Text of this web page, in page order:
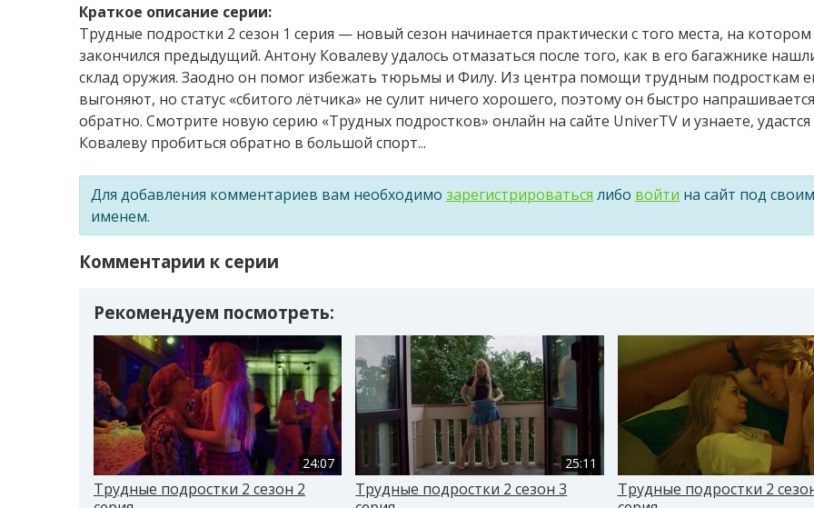
Краткое описание серии:
Трудные подростки 2 сезон 1 серия — новый сезон начинается практически с того места, на котором
закончился предыдущий. Антону Ковалеву удалось отмазаться после того, как в его багажнике
склад оружия. Заодно он помог избежать тюрьмы и Филу. Из центра помощи трудным подросткам
выгоняют, но статус «сбитого лётчика» не сулит ничего хорошего, поэтому он быстро напрашивается
обратно. Смотрите новую серию «Трудных подростков» онлайн на сайте UniverTV и узнаете, удастся
Ковалеву пробиться обратно в большой спорт...
Для добавления комментариев вам необходимо зарегистрироваться либо войти на сайт под своим
именем.
Комментарии к серии
Рекомендуем посмотреть:
24:07
Трудные подростки 2 сезон 2
25:11
Трудные подростки 2 сезон 3
Трудные подростки 2